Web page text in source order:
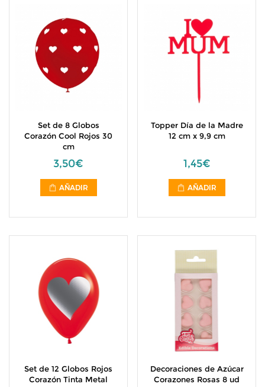
Set de 8 Globos
Corazón Cool Rojos 30
cm
3,50€
AÑADIR
Topper Día de la Madre
12 cm x 9,9 cm
1,45€
AÑADIR
Set de 12 Globos Rojos
Corazón Tinta Metal
Decoraciones de Azúcar
Corazones Rosas 8 ud